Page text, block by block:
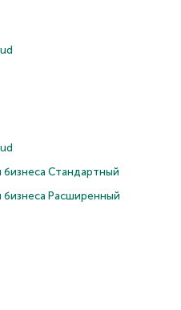
бизнеса Cтандартный
бизнеса Расширенный